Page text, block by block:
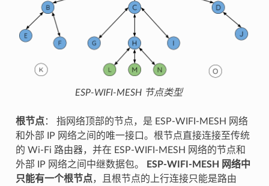
ESP-WIFI-MESH 节点类型
根节点 ： 指网络顶部的节点，是 ESP-WIFI-MESH 网络
和外部 IP 网络之间的唯一接口。根节点直接连接至传统
的 Wi-Fi 路由器，并在 ESP-WIFI-MESH 网络的节点和
外部 IP 网络之间中继数据包。
ESP-WIFI-MESH 网络中
只能有一个根节点，且根节点的上行连接只能是路由